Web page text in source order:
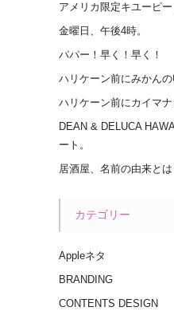
アメリカ限定キユーピ
金曜日、午後4時。
パパー！早く！早く！
ハリケーン前にみかんの
ハリケーン前にカイマナ
DEAN & DELUCA
ート。
居酒屋、名前の由来とは
カテゴリー
Appleネタ
BRANDING
CONTENTS DESIGN